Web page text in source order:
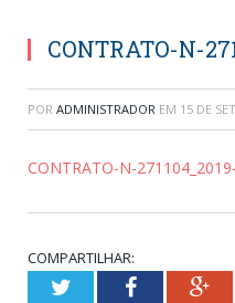
CONTRATO-N-
POR ADMINISTRADOR EM 15 DE
CONTRATO-N-
COMPARTILHAR:
TwitterFacebook